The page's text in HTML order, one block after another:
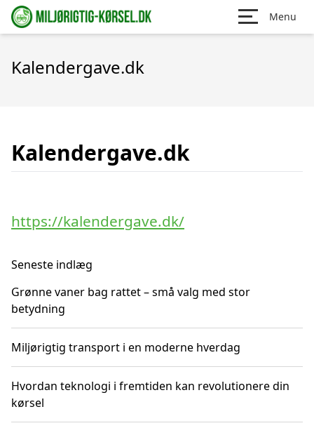
Menu
Kalendergave.dk
Kalendergave.dk
https://kalendergave.dk/
Seneste indlæg
Grønne vaner bag rattet – små valg med stor
betydning
Miljørigtig transport i en moderne hverdag
Hvordan teknologi i fremtiden kan revolutionere din
kørsel